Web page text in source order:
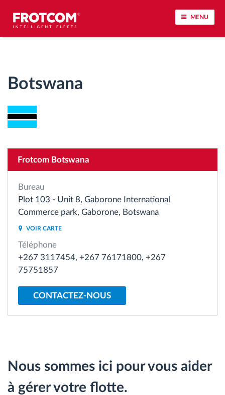
MENU
Contrôle d'accès
Planification et suivi d'itinéraire
Identification automatique du conducteur
Comment nous résolvons chaques besoins
d'activité de flotte
Botswana
Frotcom Botswana
Bureau
Plot 103 - Unit 8, Gaborone International
Commerce park, Gaborone, Botswana
VOIR CARTE
Téléphone
+267 3117454, +267 76171800, +267
75751857
CONTACTEZ-NOUS
Nous sommes ici pour vous aider
à gérer votre flotte.